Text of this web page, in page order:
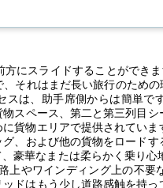
にスライドすることができ
それはまだ長い旅行のため
は、助手席側からは簡単で
スペース、第二と第三列目
貨物エリアで提供されてい
、および他の貨物をロード
豪華なまたは柔らかく乗り
やワインディング上の不要
ドはもう少し道路感触を持